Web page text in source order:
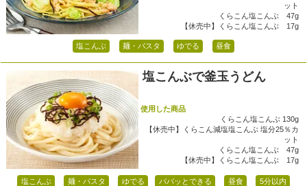
ット
くらこん塩こんぶ 47g
【休売中】くらこん塩こんぶ 17g
塩こんぶ 麺・パスタ ゆでる 昼食
塩こんぶで釜玉うどん
使用した商品
くらこん塩こんぶ 130g
【休売中】くらこん減塩塩こんぶ 塩分25％カ
ット
くらこん塩こんぶ 47g
【休売中】くらこん塩こんぶ 17g
塩こんぶ 麺・パスタ ゆでる パパッとできる 昼食 5分以内